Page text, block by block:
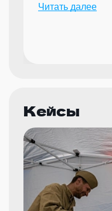
мероприятий.
Читать далее
Кейсы